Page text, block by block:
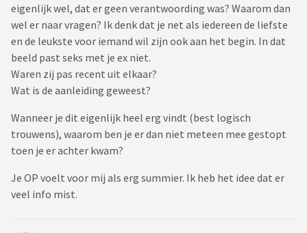
eigenlijk wel, dat er geen verantwoording was? Waarom dan
wel er naar vragen? Ik denk dat je net als iedereen de liefste
en de leukste voor iemand wil zijn ook aan het begin. In dat
beeld past seks met je ex niet.
Waren zij pas recent uit elkaar?
Wat is de aanleiding geweest?
Wanneer je dit eigenlijk heel erg vindt (best logisch
trouwens), waarom ben je er dan niet meteen mee gestopt
toen je er achter kwam?
Je OP voelt voor mij als erg summier. Ik heb het idee dat er
veel info mist.